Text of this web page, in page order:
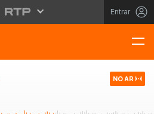
Entrar
NO AR